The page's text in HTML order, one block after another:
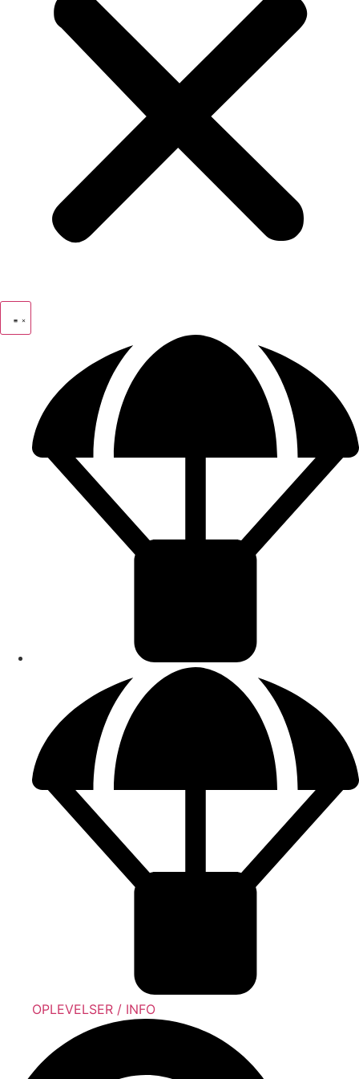
OPLEVELSER / INFO